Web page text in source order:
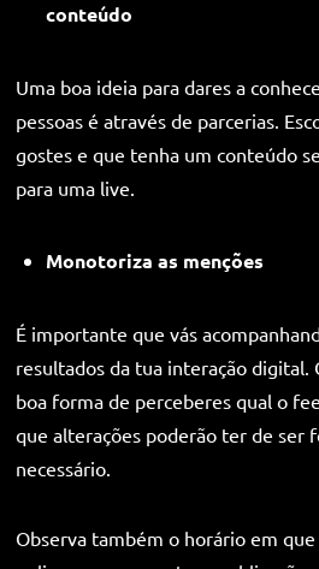
conteúdo
Uma boa ideia para dares a
pessoas é através de parcerias.
gostes e que tenha um conteúdo
para uma live.
Monotoriza as menções
É importante que vás
resultados da tua interação digital.
boa forma de perceberes qual o
que alterações poderão ter de ser
necessário.
Observa também o horário em